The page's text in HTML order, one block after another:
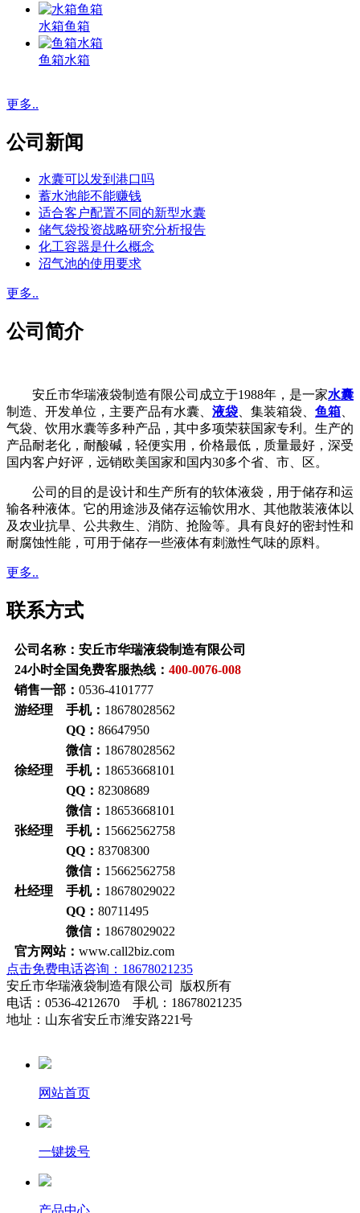
水箱鱼箱
鱼箱水箱
更多..
公司新闻
水囊可以发到港口吗
蓄水池能不能赚钱
适合客户配置不同的新型水囊
储气袋投资战略研究分析报告
化工容器是什么概念
沼气池的使用要求
更多..
公司简介
安丘市华瑞液袋制造有限公司成立于1988年，是一家水囊
制造、开发单位，主要产品有水囊、 液袋、集装箱袋、 鱼箱、
气袋、饮用水囊等多种产品，其中多项荣获国家专利。生产的
产品耐老化，耐酸碱，轻便实用，价格最低，质量最好，深受
国内客户好评，远销欧美国家和国内30多个省、市、区。
公司的目的是设计和生产所有的软体液袋，用于储存和运
输各种液体。它的用途涉及储存运输饮用水、其他散装液体以
及农业抗旱、公共救生、消防、抢险等。具有良好的密封性和
耐腐蚀性能，可用于储存一些液体有刺激性气味的原料。
更多..
联系方式
公司名称：安丘市华瑞液袋制造有限公司
24小时全国免费客服热线： 400-0076-008
销售一部： 0536-4101777
游经理 手机： 18678028562
QQ： 86647950
微信： 18678028562
徐经理 手机： 18653668101
QQ： 82308689
微信： 18653668101
张经理 手机： 15662562758
QQ： 83708300
微信： 15662562758
杜经理 手机： 18678029022
QQ： 80711495
微信： 18678029022
官方网站： www.call2biz.com
点击免费电话咨询：18678021235
安丘市华瑞液袋制造有限公司 版权所有
电话：0536-4212670 手机：18678021235
地址：山东省安丘市潍安路221号
网站首页
一键拨号